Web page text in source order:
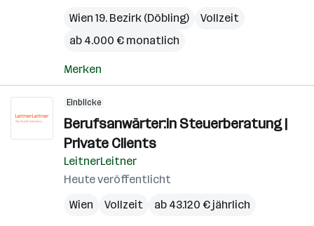
Wien 19. Bezirk (Döbling)
Vollzeit
ab 4.000 € monatlich
Merken
Einblicke
Berufsanwärter:in Steuerberatung |
Private Clients
LeitnerLeitner
Heute veröffentlicht
Wien
Vollzeit ab 43.120 € jährlich